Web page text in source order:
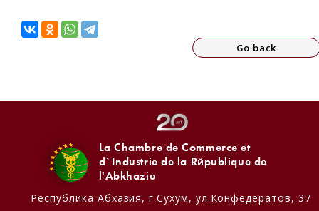
Go back
La Chambre de Commerce et
d`Industrie de la République de
l'Abkhazie
Республика Абхазия, г.Сухум, ул.Конфедератов, 37